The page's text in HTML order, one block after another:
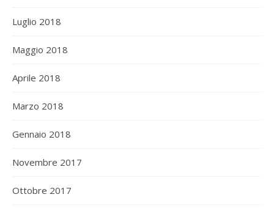
Luglio 2018
Maggio 2018
Aprile 2018
Marzo 2018
Gennaio 2018
Novembre 2017
Ottobre 2017